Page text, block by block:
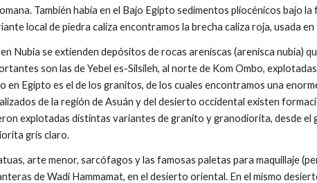
También había en el Bajo Egipto sedimentos pliocénicos bajo
local de piedra caliza encontramos la brecha caliza roja, usada
Nubia se extienden depósitos de rocas areniscas (arenisca nubia)
son las de Yebel es-Silsileh, al norte de Kom Ombo,
Egipto es el de los granitos, de los cuales encontramos una
de la región de Asuán y del desierto occidental existen
explotadas distintas variantes de granito y granodiorita, desde
gris claro.
arte menor, sarcófagos y las famosas paletas para maquillaje
de Wadi Hammamat, en el desierto oriental. En el mismo